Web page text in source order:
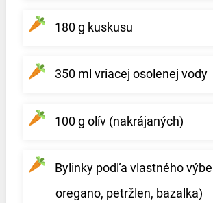
180 g kuskusu
350 ml vriacej osolenej vody
100 g olív (nakrájaných)
Bylinky podľa vlastného
oregano, petržlen, bazalka)